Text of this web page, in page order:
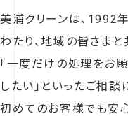
美浦クリーンは、1992
わたり、地域の皆さまと
「一度だけの処理をお
したい」といったご相談
初めてのお客様でも安